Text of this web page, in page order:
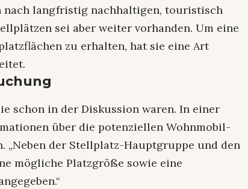
nach langfristig nachhaltigen, touristisch
sei aber weiter vorhanden. Um eine
zu erhalten, hat sie eine Art
schon in der Diskussion waren. In einer
über die potenziellen Wohnmobil-
„Neben der Stellplatz-Hauptgruppe und den
mögliche Platzgröße sowie eine